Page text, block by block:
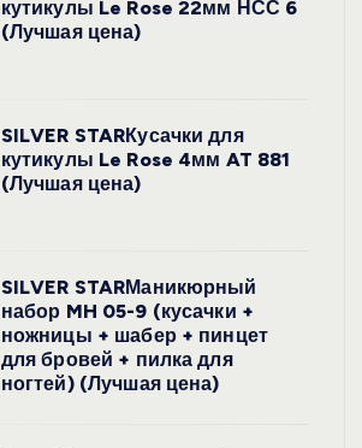
кутикулы Le Rose 22мм НСС 6
(Лучшая цена)
SILVER STARКусачки для
кутикулы Le Rose 4мм AT 881
(Лучшая цена)
SILVER STARМаникюрный
набор MH 05-9 (кусачки +
ножницы + шабер + пинцет
для бровей + пилка для
ногтей) (Лучшая цена)